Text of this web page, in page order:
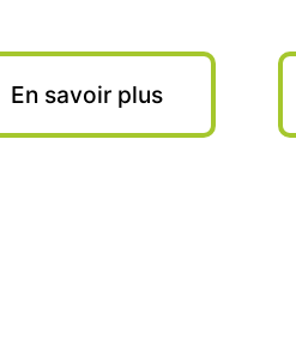
En savoir plus